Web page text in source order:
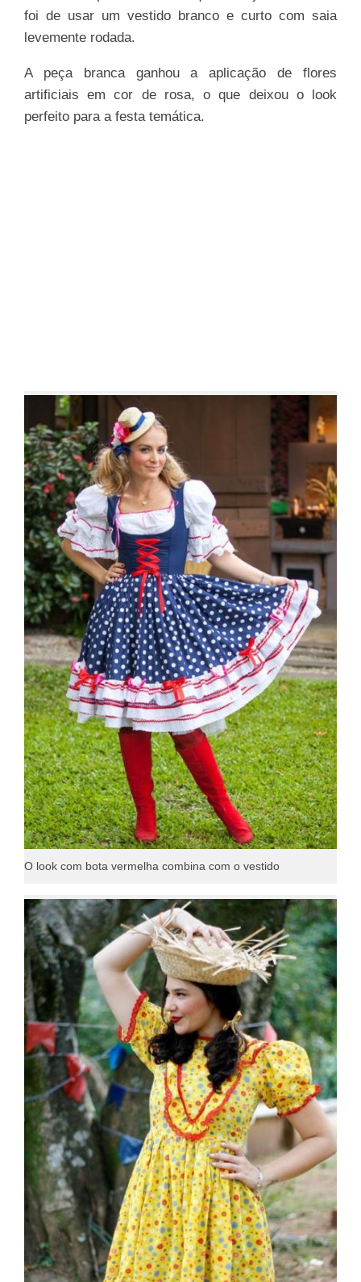
foi de usar um vestido branco e curto com saia
levemente rodada.
A peça branca ganhou a aplicação de flores
artificiais em cor de rosa, o que deixou o look
perfeito para a festa temática.
O look com bota vermelha combina com o vestido